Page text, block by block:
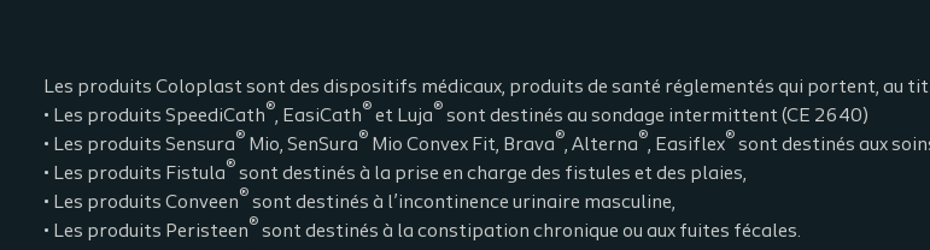
Les produits Coloplast sont des dispositifs médicaux, produits de santé réglementés qui portent, au
• Les produits SpeediCath®, EasiCath® et Luja® sont destinés au sondage intermittent (CE 2640)
• Les produits Sensura® Mio, SenSura® Mio Convex Fit, Brava®, Alterna®, Easiflex® sont destinés aux
• Les produits Fistula® sont destinés à la prise en charge des fistules et des plaies,
• Les produits Conveen® sont destinés à l’incontinence urinaire masculine,
• Les produits Peristeen® sont destinés à la constipation chronique ou aux fuites fécales.